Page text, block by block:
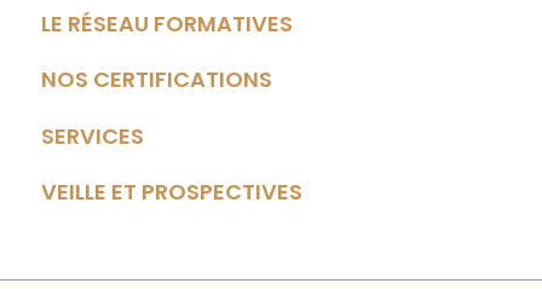
LE RÉSEAU FORMATIVES
NOS CERTIFICATIONS
SERVICES
VEILLE ET PROSPECTIVES